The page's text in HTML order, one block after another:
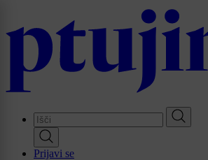
main
Prijavi se